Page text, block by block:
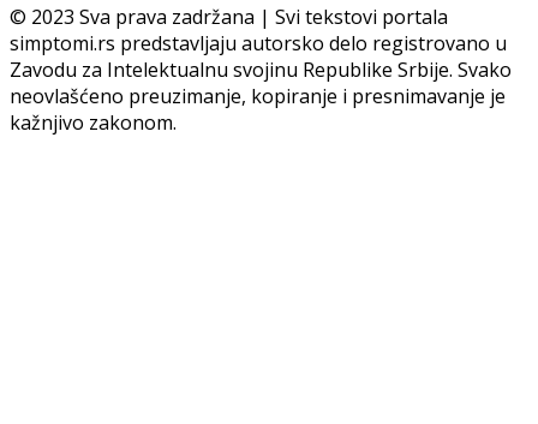
© 2023 Sva prava zadržana | Svi tekstovi portala
simptomi.rs predstavljaju autorsko delo registrovano u
Zavodu za Intelektualnu svojinu Republike Srbije. Svako
neovlašćeno preuzimanje, kopiranje i presnimavanje je
kažnjivo zakonom.